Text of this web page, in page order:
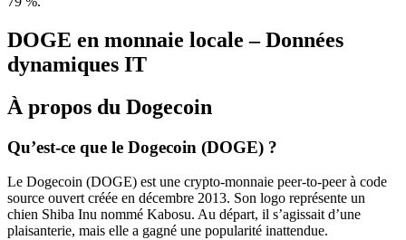
DOGE en monnaie locale – Données
dynamiques IT
À propos du Dogecoin
Qu’est-ce que le Dogecoin (DOGE) ?
Le Dogecoin (DOGE) est une crypto-monnaie peer-to-peer à code
source ouvert créée en décembre 2013. Son logo représente un
chien Shiba Inu nommé Kabosu. Au départ, il s’agissait d’une
plaisanterie, mais elle a gagné une popularité inattendue.